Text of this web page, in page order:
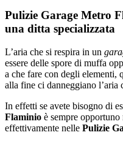
Pulizie Garage Metro
una ditta specializzata
L’aria che si respira in un
essere delle spore di muffa
a che fare con degli elementi,
alla fine ci danneggiano l’aria
In effetti se avete bisogno di
Flaminio è sempre
effettivamente nelle Pulizie